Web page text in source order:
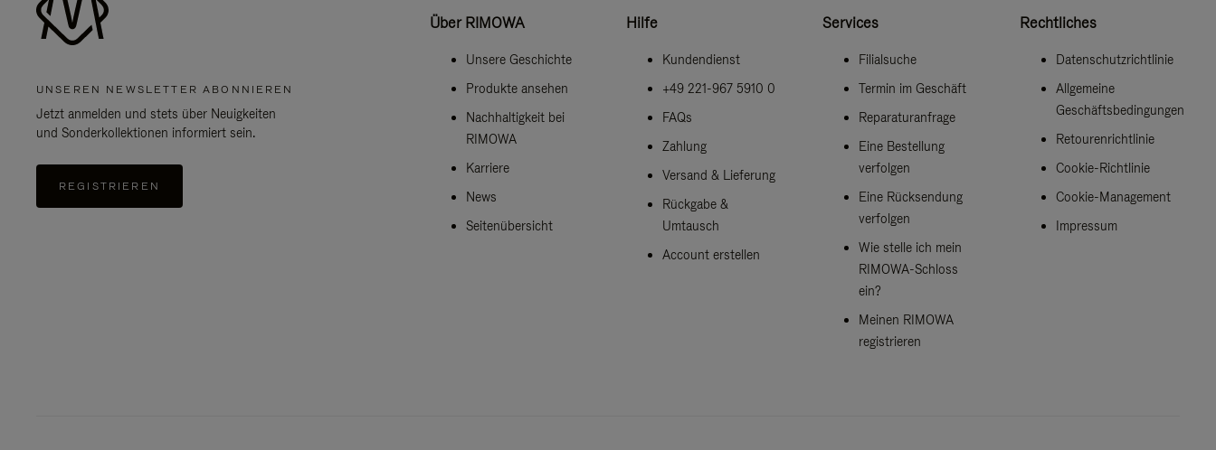
UNSEREN NEWSLETTER ABONNIEREN
Jetzt anmelden und stets über Neuigkeiten
und Sonderkollektionen informiert sein.
REGISTRIEREN
Über RIMOWA
Unsere Geschichte
Produkte ansehen
Nachhaltigkeit bei
RIMOWA
Karriere
News
Seitenübersicht
Hilfe
Kundendienst
+49 221-967 5910 0
FAQs
Zahlung
Versand & Lieferung
Rückgabe &
Umtausch
Account erstellen
Services
Filialsuche
Termin im Geschäft
Reparaturanfrage
Eine Bestellung
verfolgen
Eine Rücksendung
verfolgen
Wie stelle ich mein
RIMOWA-Schloss
ein?
Meinen RIMOWA
registrieren
Rechtliches
Datenschutzrichtlinie
Allgemeine
Geschäftsbedingungen
Retourenrichtlinie
Cookie-Richtlinie
Cookie-Management
Impressum